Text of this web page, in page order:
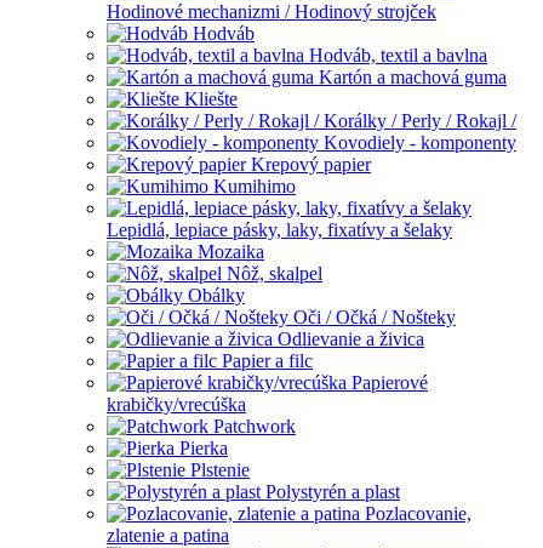
Hodinové mechanizmi / Hodinový strojček
Hodváb
Hodváb, textil a bavlna
Kartón a machová guma
Kliešte
Korálky / Perly / Rokajl /
Kovodiely - komponenty
Krepový papier
Kumihimo
Lepidlá, lepiace pásky, laky, fixatívy a šelaky
Mozaika
Nôž, skalpel
Obálky
Oči / Očká / Nošteky
Odlievanie a živica
Papier a filc
Papierové
krabičky/vrecúška
Patchwork
Pierka
Plstenie
Polystyrén a plast
Pozlacovanie,
zlatenie a patina